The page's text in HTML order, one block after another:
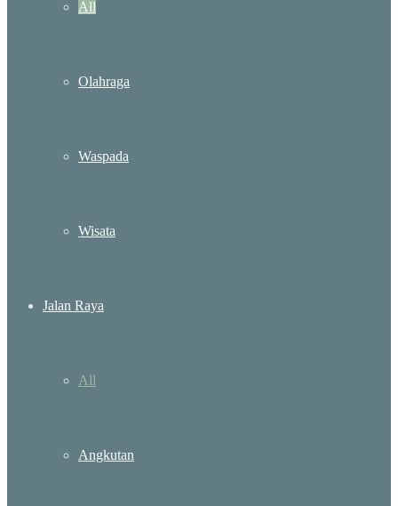
All
Olahraga
Waspada
Wisata
Jalan Raya
All
Angkutan